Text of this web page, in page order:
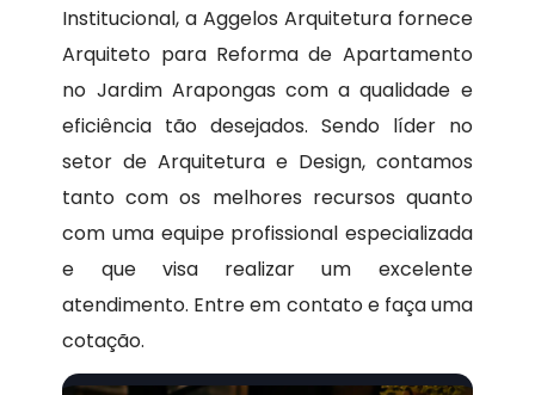
Institucional, a Aggelos Arquitetura fornece
Arquiteto para Reforma de Apartamento
no Jardim Arapongas com a qualidade e
eficiência tão desejados. Sendo líder no
setor de Arquitetura e Design, contamos
tanto com os melhores recursos quanto
com uma equipe profissional especializada
e que visa realizar um excelente
atendimento. Entre em contato e faça uma
cotação.